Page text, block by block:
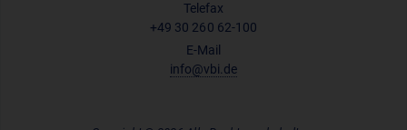
Telefax
+49 30 260 62-100
E-Mail
info@vbi.de